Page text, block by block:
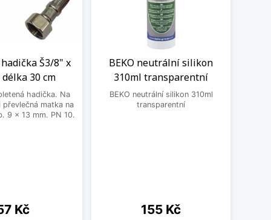
Š3/8" x
30 cm
hadička. Na
převlečná matka na
9 x 13 mm. PN 10.
Kč
BEKO neutrální silikon
310ml transparentní
BEKO neutrální silikon 310ml
transparentní
Cena
155 Kč